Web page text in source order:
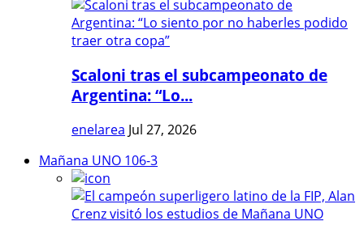
Scaloni tras el subcampeonato de
Argentina: “Lo...
enelarea Jul 27, 2026
Mañana UNO 106-3